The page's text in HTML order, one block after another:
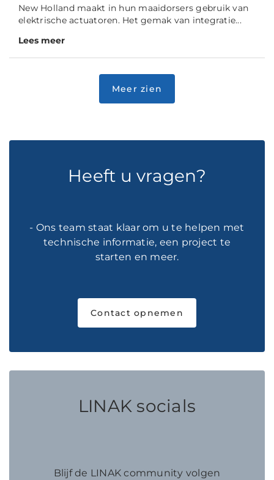
New Holland maakt in hun maaidorsers gebruik van
elektrische actuatoren. Het gemak van integratie...
Lees meer
Heeft u vragen?
- Ons team staat klaar om u te helpen met
technische informatie, een project te
starten en meer.
Contact opnemen
LINAK socials
Blijf de LINAK community volgen